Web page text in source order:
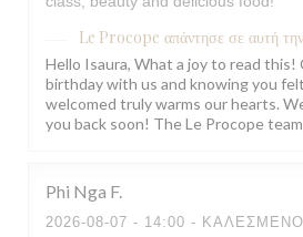
Le Procope απάντησε σε αυτή
Hello Isaura, What a joy to read this!
birthday with us and knowing you
welcomed truly warms our hearts.
you back soon! The Le Procope team
Phi Nga F
2026-08-07 - 14:00 -